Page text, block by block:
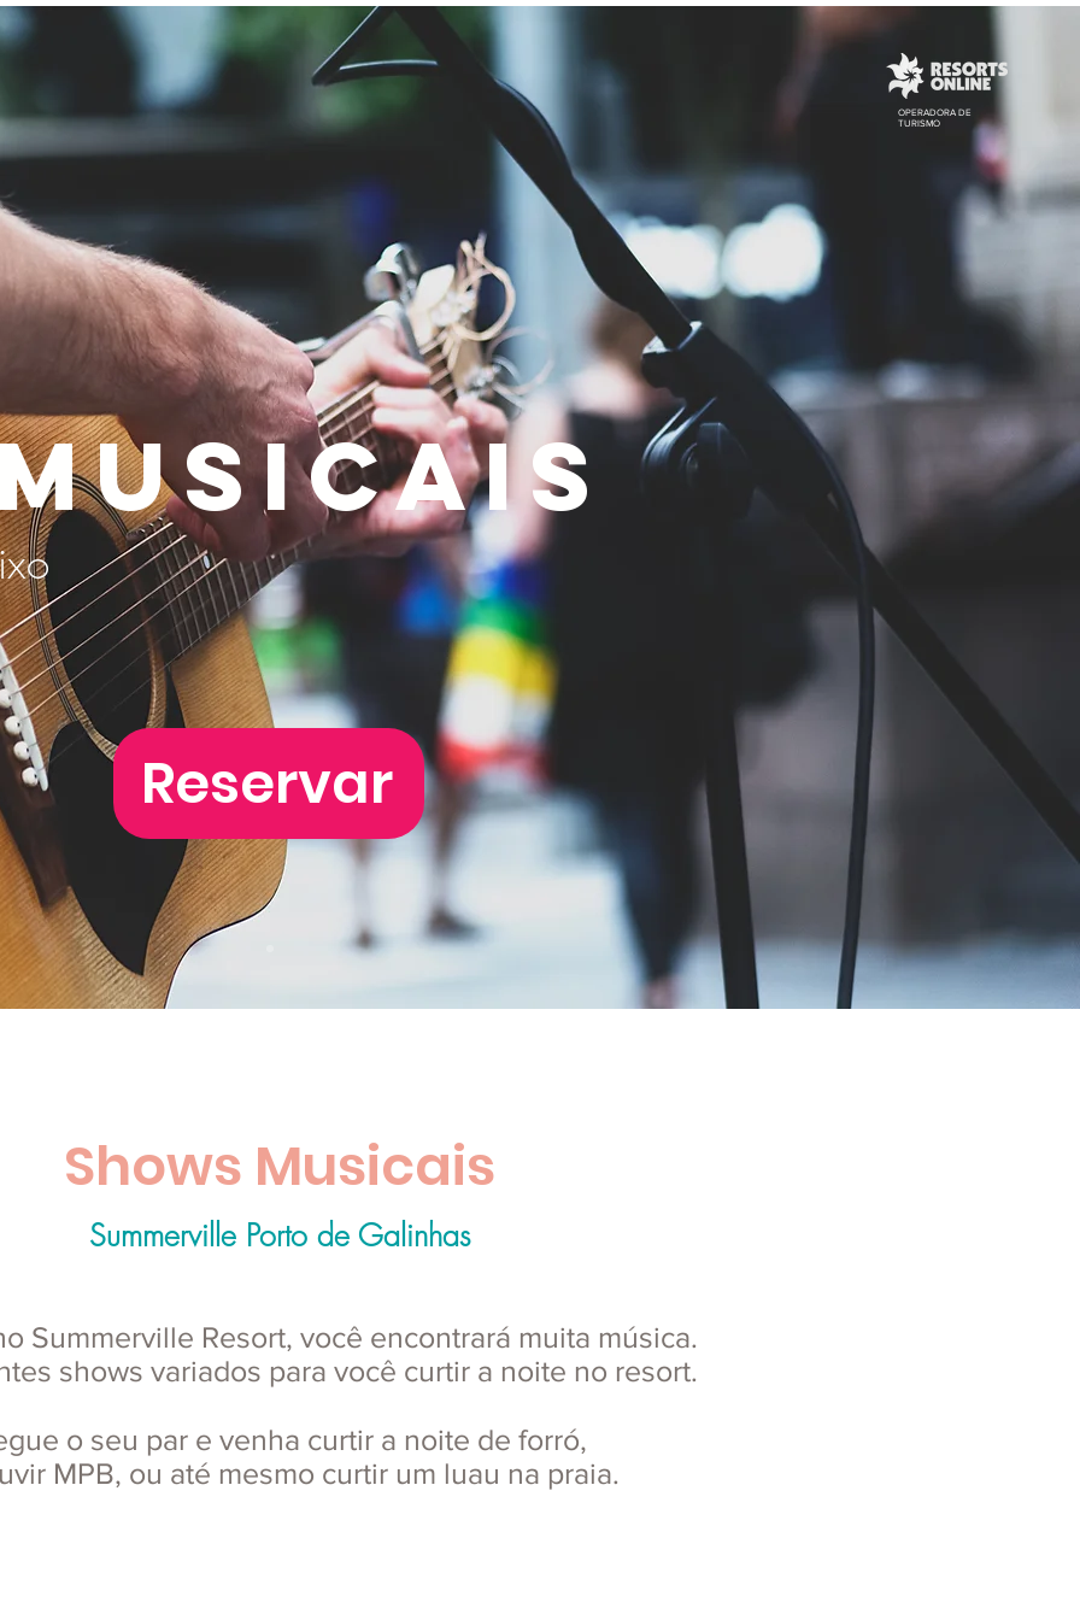
RESTAURANTES BARES
Shows Musicais
Summerville Porto de Galinhas
Summerville Resort, você encontrará muita música.
shows variados para você curtir a noite no resort.
o seu par e venha curtir a noite de forró,
MPB, ou até mesmo curtir um luau na praia.
OPERADORA DE
TURISMO
Reservar